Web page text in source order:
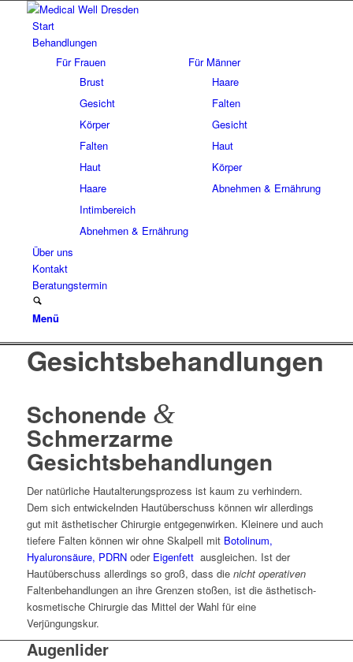
Start
Behandlungen
Für Frauen
Brust
Gesicht
Körper
Falten
Haut
Haare
Intimbereich
Abnehmen & Ernährung
Für Männer
Haare
Falten
Gesicht
Haut
Körper
Abnehmen & Ernährung
Über uns
Kontakt
Beratungstermin
Menü
Gesichtsbehandlungen
Schonende &
Schmerzarme
Gesichtsbehandlungen
Der natürliche Hautalterungsprozess ist kaum zu verhindern.
Dem sich entwickelnden Hautüberschuss können wir allerdings
gut mit ästhetischer Chirurgie entgegenwirken. Kleinere und auch
tiefere Falten können wir ohne Skalpell mit Botolinum,
Hyaluronsäure, PDRNoder Eigenfettausgleichen. Ist der
Hautüberschuss allerdings so groß, dass die nicht operativen
Faltenbehandlungen an ihre Grenzen stoßen, ist die ästhetisch-
kosmetische Chirurgie das Mittel der Wahl für eine
Verjüngungskur.
Augenlider